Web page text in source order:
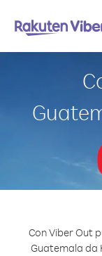
Con Viber Out
Guatemala da